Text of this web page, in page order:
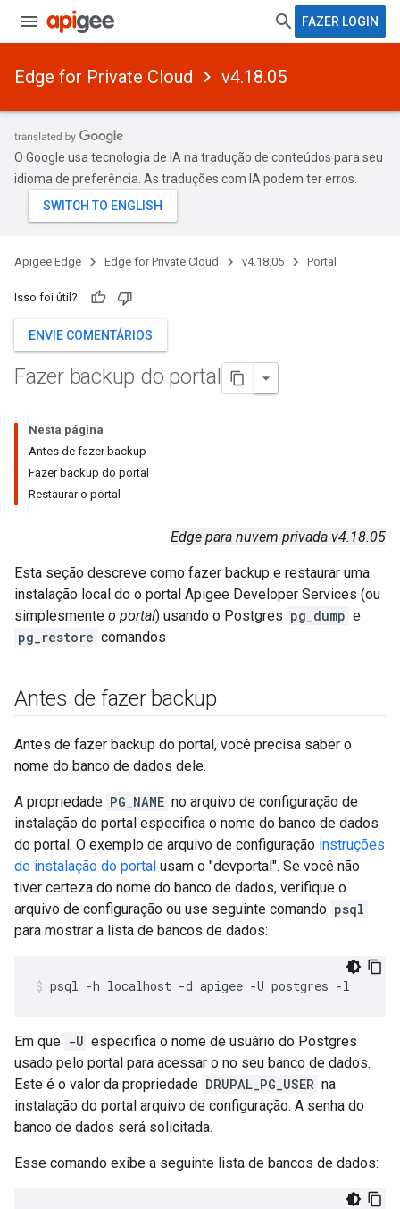
FAZER LOGIN
Edge for Private Cloud v4.18.05
O Google usa tecnologia de IA na tradução de conteúdos para seu
idioma de preferência. As traduções com IA podem ter erros.
Apigee Edge Edge for Private Cloud v4.18.05 Portal
Isso foi útil?
ENVIE COMENTÁRIOS
Fazer backup do portal
Nesta página
Antes de fazer backup
Fazer backup do portal
Restaurar o portal
Edge para nuvem privada v4.18.05
Esta seção descreve como fazer backup e restaurar uma
instalação local do o portal Apigee Developer Services (ou
simplesmente o portal) usando o Postgres pg_dump e
pg_restore comandos
Antes de fazer backup
Antes de fazer backup do portal, você precisa saber o
nome do banco de dados dele.
A propriedade PG_NAME no arquivo de configuração de
instalação do portal especifica o nome do banco de dados
do portal. O exemplo de arquivo de configuração instruções
de instalação do portal usam o "devportal". Se você não
tiver certeza do nome do banco de dados, verifique o
arquivo de configuração ou use seguinte comando psql
para mostrar a lista de bancos de dados:
psql -h localhost -d apigee -U postgres -l
Em que -U especifica o nome de usuário do Postgres
usado pelo portal para acessar o no seu banco de dados.
Este é o valor da propriedade DRUPAL_PG_USER na
instalação do portal arquivo de configuração. A senha do
banco de dados será solicitada.
Esse comando exibe a seguinte lista de bancos de dados: